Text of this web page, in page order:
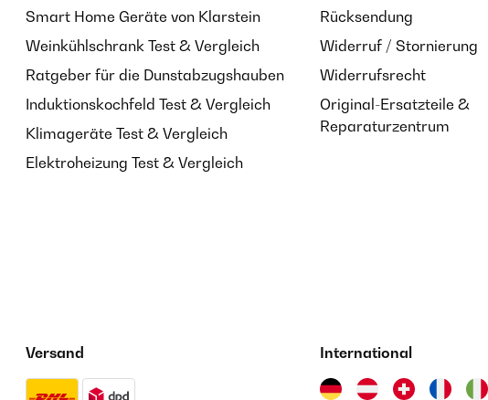
Smart Home Geräte von Klarstein
Weinkühlschrank Test & Vergleich
Ratgeber für die Dunstabzugshauben
Induktionskochfeld Test & Vergleich
Klimageräte Test & Vergleich
Elektroheizung Test & Vergleich
Rücksendung
Widerruf / Stornierung
Widerrufsrecht
Original-Ersatzteile &
Reparaturzentrum
Versand International